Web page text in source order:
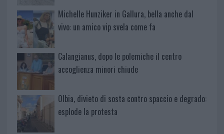
Michelle Hunziker in Gallura, bella anche dal
vivo: un amico vip svela come fa
Calangianus, dopo le polemiche il centro
accoglienza minori chiude
Olbia, divieto di sosta contro spaccio e degrado:
esplode la protesta